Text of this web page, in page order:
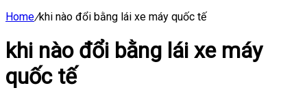
Home/khi nào đổi bằng lái xe máy quốc tế
khi nào đổi bằng lái xe máy
quốc tế